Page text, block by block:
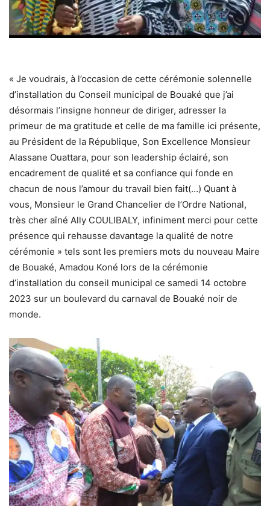
« Je voudrais, à l’occasion de cette cérémonie solennelle
d’installation du Conseil municipal de Bouaké que j’ai
désormais l’insigne honneur de diriger, adresser la
primeur de ma gratitude et celle de ma famille ici présente,
au Président de la République, Son Excellence Monsieur
Alassane Ouattara, pour son leadership éclairé, son
encadrement de qualité et sa confiance qui fonde en
chacun de nous l’amour du travail bien fait(…) Quant à
vous, Monsieur le Grand Chancelier de l’Ordre National,
très cher aîné Ally COULIBALY, infiniment merci pour cette
présence qui rehausse davantage la qualité de notre
cérémonie » tels sont les premiers mots du nouveau Maire
de Bouaké, Amadou Koné lors de la cérémonie
d’installation du conseil municipal ce samedi 14 octobre
2023 sur un boulevard du carnaval de Bouaké noir de
monde.